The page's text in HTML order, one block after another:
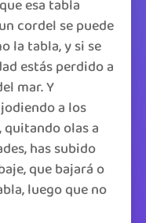
esa tabla
cordel se puede
la tabla, y si se
estás perdido a
mar. Y
a los
quitando olas a
has subido
que bajará o
luego que no